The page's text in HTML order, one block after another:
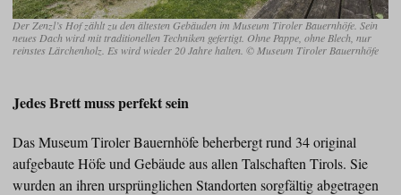
Der Zenzl’s Hof zählt zu den ältesten Gebäuden im Museum Tiroler Bauernhöfe. Sein
neues Dach wird mit traditionellen Techniken gefertigt. Ohne Pappe, ohne Blech, nur
reinstes Lärchenholz. Es wird wieder 20 Jahre halten. © Museum Tiroler Bauernhöfe
Jedes Brett muss perfekt sein
Das Museum Tiroler Bauernhöfe beherbergt rund 34 original
aufgebaute Höfe und Gebäude aus allen Talschaften Tirols. Sie
wurden an ihren ursprünglichen Standorten sorgfältig abgetragen